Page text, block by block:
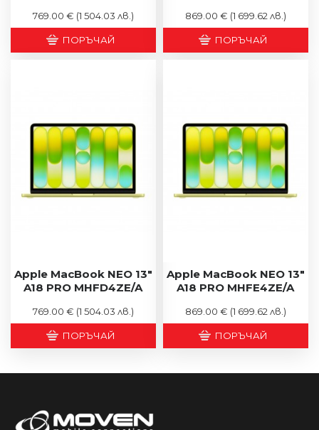
769.00 € (1 504.03 лв.)
ПОРЪЧАЙ
869.00 € (1 699.62 лв.)
ПОРЪЧАЙ
Apple MacBook NEO 13"
A18 PRO MHFD4ZE/A
769.00 € (1 504.03 лв.)
ПОРЪЧАЙ
Apple MacBook NEO 13"
A18 PRO MHFE4ZE/A
869.00 € (1 699.62 лв.)
ПОРЪЧАЙ